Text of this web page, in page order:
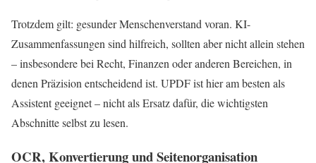
Trotzdem gilt: gesunder Menschenverstand voran. KI-
Zusammenfassungen sind hilfreich, sollten aber nicht allein stehen
– insbesondere bei Recht, Finanzen oder anderen Bereichen, in
denen Präzision entscheidend ist. UPDF ist hier am besten als
Assistent geeignet – nicht als Ersatz dafür, die wichtigsten
Abschnitte selbst zu lesen.
OCR, Konvertierung und Seitenorganisation